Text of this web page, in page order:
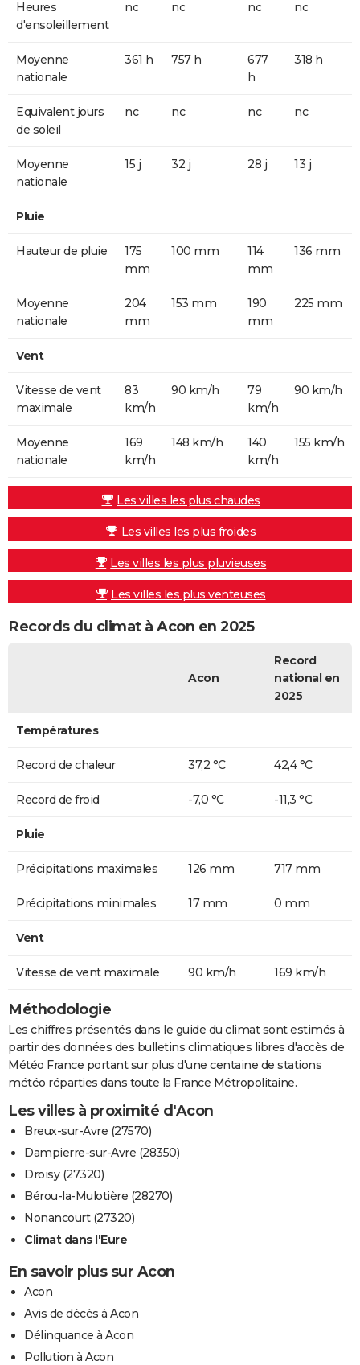
Heures
d'ensoleillement
nc nc nc nc
Moyenne
nationale
361 h 757 h
677
h
318 h
Equivalent jours
de soleil
nc nc nc nc
Moyenne
nationale
15 j 32 j 28 j 13 j
Pluie
Hauteur de pluie
175
mm
100 mm
114
mm
136 mm
Moyenne
nationale
204
mm
153 mm
190
mm
225 mm
Vent
Vitesse de vent
maximale
83
km/h
90 km/h
79
km/h
90 km/h
Moyenne
nationale
169
km/h
148 km/h
140
km/h
155 km/h
Les villes les plus chaudes
Les villes les plus froides
Les villes les plus pluvieuses
Les villes les plus venteuses
Records du climat à Acon en 2025
Acon
Record
national en
2025
Températures
Record de chaleur 37,2 °C 42,4 °C
Record de froid -7,0 °C -11,3 °C
Pluie
Précipitations maximales 126 mm 717 mm
Précipitations minimales 17 mm 0 mm
Vent
Vitesse de vent maximale 90 km/h 169 km/h
Méthodologie
Les chiffres présentés dans le guide du climat sont estimés à
partir des données des bulletins climatiques libres d'accès de
Météo France portant sur plus d'une centaine de stations
météo réparties dans toute la France Métropolitaine.
Les villes à proximité d'Acon
Breux-sur-Avre (27570)
Dampierre-sur-Avre (28350)
Droisy (27320)
Bérou-la-Mulotière (28270)
Nonancourt (27320)
Climat dans l'Eure
En savoir plus sur Acon
Acon
Avis de décès à Acon
Délinquance à Acon
Pollution à Acon